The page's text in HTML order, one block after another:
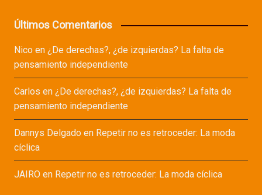
Últimos Comentarios
Nicoen ¿De derechas?, ¿de izquierdas? La falta de
pensamiento independiente
Carlos en ¿De derechas?, ¿de izquierdas? La falta de
pensamiento independiente
Dannys Delgadoen Repetir no es retroceder: La moda
cíclica
JAIROen Repetir no es retroceder: La moda cíclica